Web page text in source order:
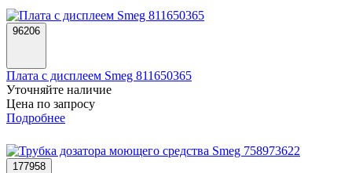
96206
Плата c дисплеем Smeg 811650365
Уточняйте наличие
Цена по запросу
Подробнее
177958